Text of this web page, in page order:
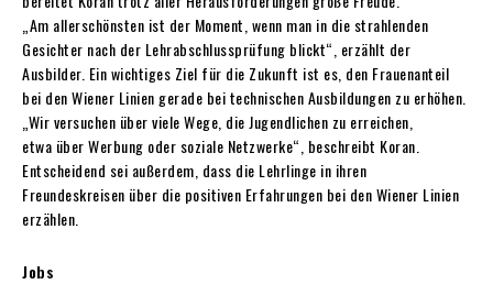
„Am allerschönsten ist der Moment, wenn man in die strahlenden
Gesichter nach der Lehrabschlussprüfung blickt“, erzählt der
Ausbilder. Ein wichtiges Ziel für die Zukunft ist es, den Frauenanteil
bei den Wiener Linien gerade bei technischen Ausbildungen zu erhöhen.
„Wir versuchen über viele Wege, die Jugendlichen zu erreichen,
etwa über Werbung oder soziale Netzwerke“, beschreibt Koran.
Entscheidend sei außerdem, dass die Lehrlinge in ihren
Freundeskreisen über die positiven Erfahrungen bei den Wiener Linien
erzählen.
Jobs